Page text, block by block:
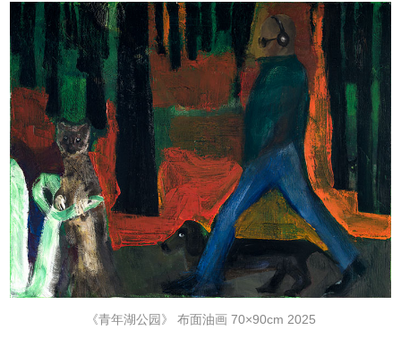
《青年湖公园》 布面油画 70×90cm 2025